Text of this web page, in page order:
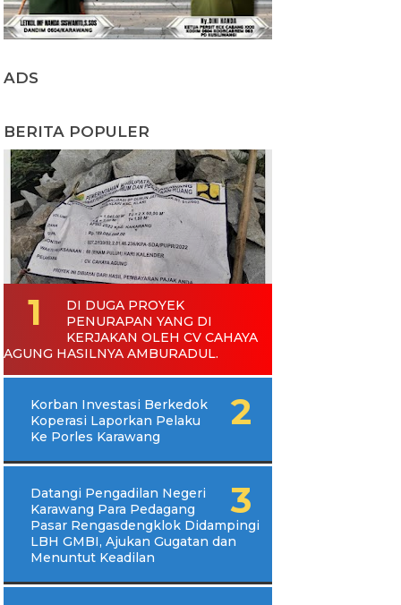
ADS
BERITA POPULER
DI DUGA PROYEK
PENURAPAN YANG DI
KERJAKAN OLEH CV CAHAYA
AGUNG HASILNYA AMBURADUL.
Korban Investasi Berkedok
Koperasi Laporkan Pelaku
Ke Porles Karawang
Datangi Pengadilan Negeri
Karawang Para Pedagang
Pasar Rengasdengklok Didampingi
LBH GMBI, Ajukan Gugatan dan
Menuntut Keadilan